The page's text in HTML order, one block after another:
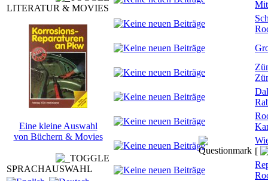
LITERATUR & MOVIES
Eine kleine Auswahl
von Büchern & Movies
SPRACHAUSWAHL
[